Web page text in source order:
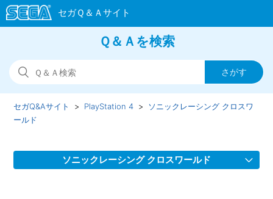
Ｑ＆Ａを検索
セガQ&Aサイト PlayStation 4
ソニックレーシング クロスワ
ールド
ソニックレーシング クロスワールド